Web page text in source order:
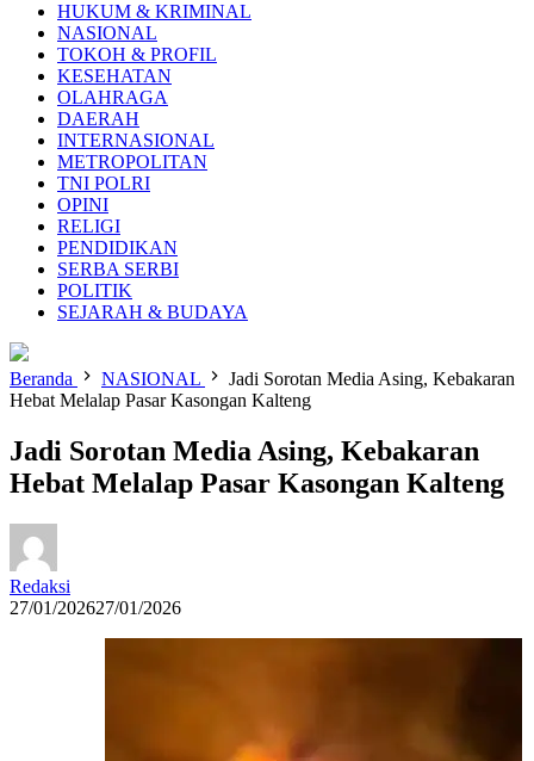
HUKUM & KRIMINAL
NASIONAL
TOKOH & PROFIL
KESEHATAN
OLAHRAGA
DAERAH
INTERNASIONAL
METROPOLITAN
TNI POLRI
OPINI
RELIGI
PENDIDIKAN
SERBA SERBI
POLITIK
SEJARAH & BUDAYA
Beranda NASIONAL
Jadi Sorotan Media Asing, Kebakaran
Hebat Melalap Pasar Kasongan Kalteng
Jadi Sorotan Media Asing, Kebakaran
Hebat Melalap Pasar Kasongan Kalteng
Redaksi
27/01/202627/01/2026